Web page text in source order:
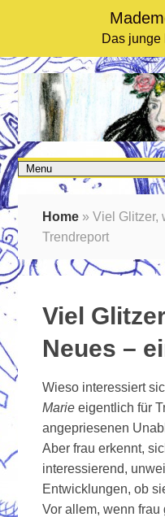
Das junge
Home »Viel Glitzer,
Trendreport
Viel
Neues –
Wieso interessiert
Marie eigentlich für
angepriesenen
Aber frau erkennt,
interessierend,
Entwicklungen, ob
Vor allem, wenn